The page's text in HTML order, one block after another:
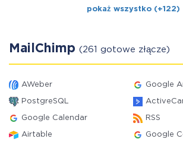
pokaż wszystko (+122)
MailChimp (261 gotowe złącze)
AWeber Google
PostgreSQL
Google Calendar RSS
Airtable Google